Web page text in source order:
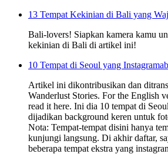
13 Tempat Kekinian di Bali yang
Bali-lovers! Siapkan kamera kamu
kekinian di Bali di artikel ini!
10 Tempat di Seoul yang
Artikel ini dikontribusikan dan
Wanderlust Stories. For the English
read it here. Ini dia 10 tempat di
dijadikan background keren untuk
Nota: Tempat-tempat disini hanya
kunjungi langsung. Di akhir daftar,
beberapa tempat ekstra yang